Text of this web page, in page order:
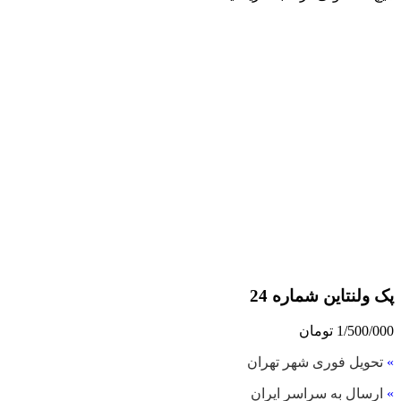
پک ولنتاین شماره 24
1/500/000 تومان
» تحویل فوری شهر تهران
» ارسال به سراسر ایران